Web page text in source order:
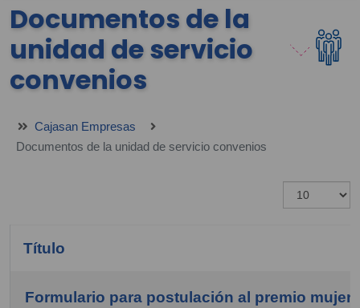
Documentos de la
unidad de servicio
convenios
Cajasan Empresas
Documentos de la unidad de servicio convenios
Mostrar #
Título
Formulario para postulación al premio mujer